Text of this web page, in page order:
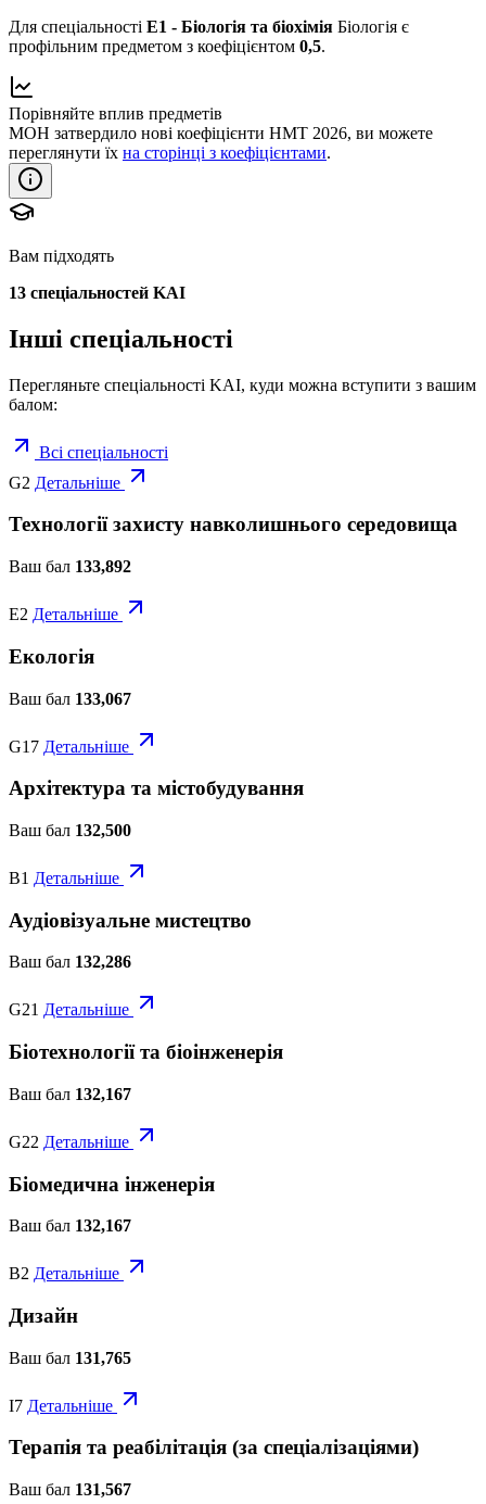
Для спеціальності E1 - Біологія та біохімія Біологія є
профільним предметом з коефіцієнтом 0,5.
Порівняйте вплив предметів
МОН затвердило нові коефіцієнти НМТ 2026, ви можете
переглянути їх на сторінці з коефіцієнтами.
Вам підходять
13 спеціальностей KAI
Інші спеціальності
Перегляньте спеціальності KAI, куди можна вступити з вашим
балом:
Всі спеціальності
G2 Детальніше
Технології захисту навколишнього середовища
Ваш бал 133,892
E2 Детальніше
Екологія
Ваш бал 133,067
G17 Детальніше
Архітектура та містобудування
Ваш бал 132,500
B1 Детальніше
Аудіовізуальне мистецтво
Ваш бал 132,286
G21 Детальніше
Біотехнології та біоінженерія
Ваш бал 132,167
G22 Детальніше
Біомедична інженерія
Ваш бал 132,167
B2 Детальніше
Дизайн
Ваш бал 131,765
I7 Детальніше
Терапія та реабілітація (за спеціалізаціями)
Ваш бал 131,567